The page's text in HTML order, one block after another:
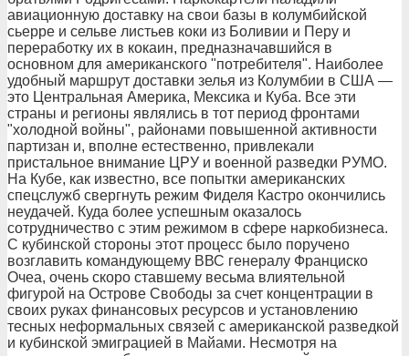
авиационную доставку на свои базы в колумбийской
сьерре и сельве листьев коки из Боливии и Перу и
переработку их в кокаин, предназначавшийся в
основном для американского "потребителя". Наиболее
удобный маршрут доставки зелья из Колумбии в США —
это Центральная Америка, Мексика и Куба. Все эти
страны и регионы являлись в тот период фронтами
"холодной войны", районами повышенной активности
партизан и, вполне естественно, привлекали
пристальное внимание ЦРУ и военной разведки РУМО.
На Кубе, как известно, все попытки американских
спецслужб свергнуть режим Фиделя Кастро окончились
неудачей. Куда более успешным оказалось
сотрудничество с этим режимом в сфере наркобизнеса.
С кубинской стороны этот процесс было поручено
возглавить командующему ВВС генералу Франциско
Очеа, очень скоро ставшему весьма влиятельной
фигурой на Острове Свободы за счет концентрации в
своих руках финансовых ресурсов и установлению
тесных неформальных связей с американской разведкой
и кубинской эмиграцией в Майами. Несмотря на